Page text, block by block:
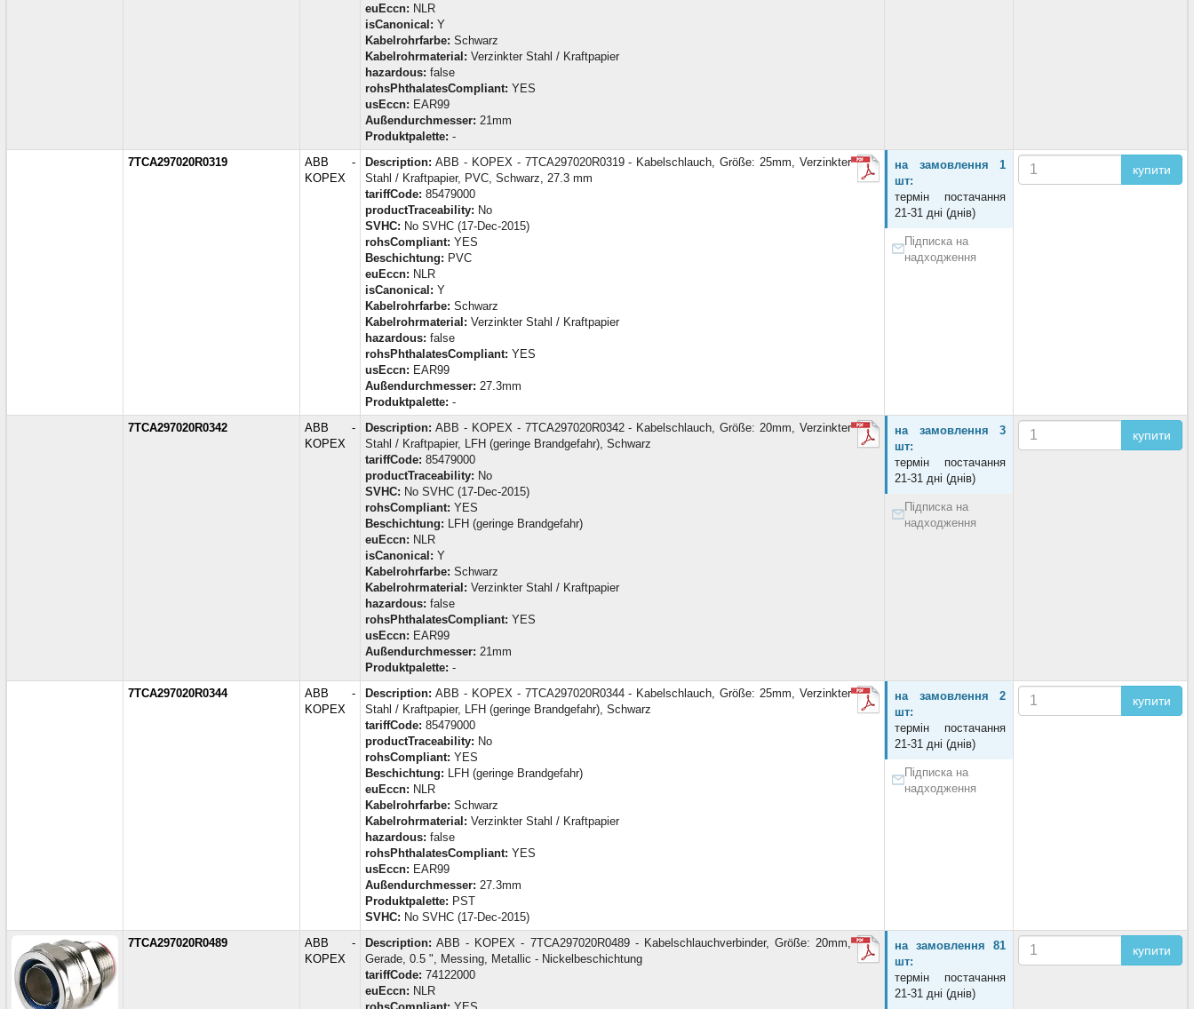
euEccn: NLR
isCanonical: Y
Kabelrohrfarbe: Schwarz
Kabelrohrmaterial: Verzinkter Stahl / Kraftpapier
hazardous: false
rohsPhthalatesCompliant: YES
usEccn: EAR99
Außendurchmesser: 21mm
Produktpalette: -
7TCA297020R0319
ABB -
KOPEX
Description: ABB - KOPEX - 7TCA297020R0319 - Kabelschlauch, Größe: 25mm, Verzinkter
Stahl / Kraftpapier, PVC, Schwarz, 27.3 mm
tariffCode: 85479000
productTraceability: No
SVHC: No SVHC (17-Dec-2015)
rohsCompliant: YES
Beschichtung: PVC
euEccn: NLR
isCanonical: Y
Kabelrohrfarbe: Schwarz
Kabelrohrmaterial: Verzinkter Stahl / Kraftpapier
hazardous: false
rohsPhthalatesCompliant: YES
usEccn: EAR99
Außendurchmesser: 27.3mm
Produktpalette: -
на замовлення 1
шт:
термін постачання
21-31 дні (днів)
Підписка на
надходження
купити
7TCA297020R0342
ABB -
KOPEX
Description: ABB - KOPEX - 7TCA297020R0342 - Kabelschlauch, Größe: 20mm, Verzinkter
Stahl / Kraftpapier, LFH (geringe Brandgefahr), Schwarz
tariffCode: 85479000
productTraceability: No
SVHC: No SVHC (17-Dec-2015)
rohsCompliant: YES
Beschichtung: LFH (geringe Brandgefahr)
euEccn: NLR
isCanonical: Y
Kabelrohrfarbe: Schwarz
Kabelrohrmaterial: Verzinkter Stahl / Kraftpapier
hazardous: false
rohsPhthalatesCompliant: YES
usEccn: EAR99
Außendurchmesser: 21mm
Produktpalette: -
на замовлення 3
шт:
термін постачання
21-31 дні (днів)
Підписка на
надходження
купити
7TCA297020R0344
ABB -
KOPEX
Description: ABB - KOPEX - 7TCA297020R0344 - Kabelschlauch, Größe: 25mm, Verzinkter
Stahl / Kraftpapier, LFH (geringe Brandgefahr), Schwarz
tariffCode: 85479000
productTraceability: No
rohsCompliant: YES
Beschichtung: LFH (geringe Brandgefahr)
euEccn: NLR
Kabelrohrfarbe: Schwarz
Kabelrohrmaterial: Verzinkter Stahl / Kraftpapier
hazardous: false
rohsPhthalatesCompliant: YES
usEccn: EAR99
Außendurchmesser: 27.3mm
Produktpalette: PST
SVHC: No SVHC (17-Dec-2015)
на замовлення 2
шт:
термін постачання
21-31 дні (днів)
Підписка на
надходження
купити
7TCA297020R0489
ABB -
KOPEX
Description: ABB - KOPEX - 7TCA297020R0489 - Kabelschlauchverbinder, Größe: 20mm,
Gerade, 0.5 ", Messing, Metallic - Nickelbeschichtung
tariffCode: 74122000
euEccn: NLR
на замовлення 81
шт:
термін постачання
21-31 дні (днів)
купити